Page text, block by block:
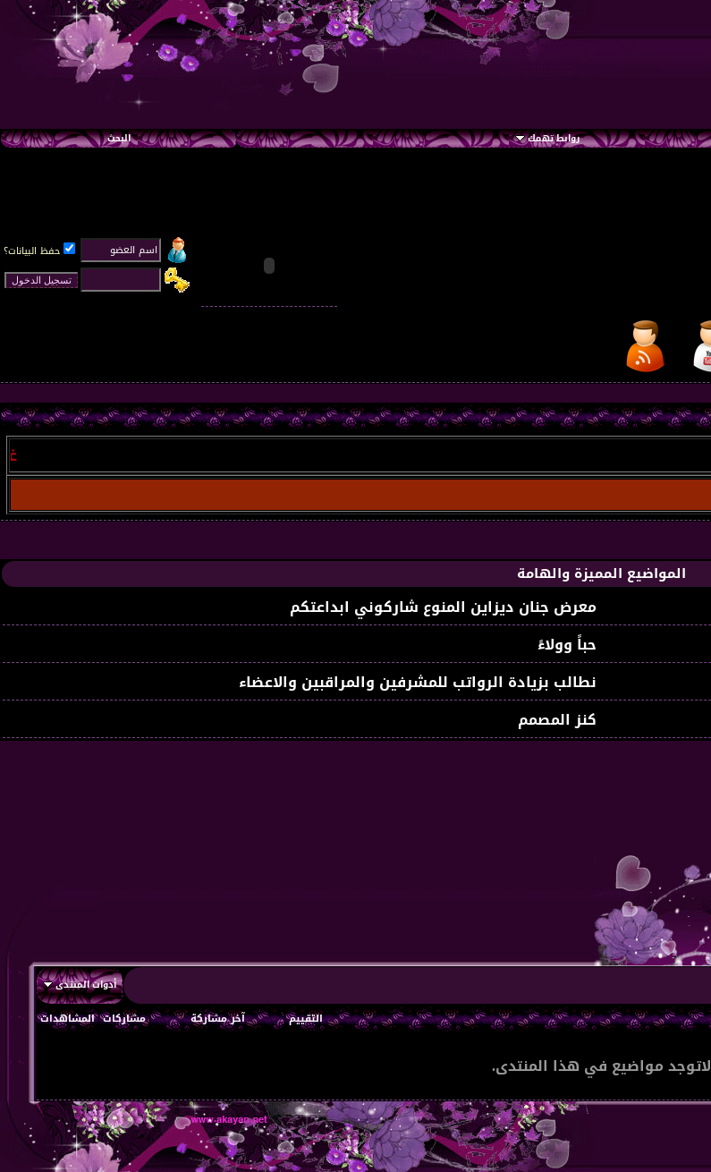
روابط تهمك
البحث
حفظ البيانات؟
غير مسجل
المواضيع المميزة والهامة
معرض جنان ديزاين المنوع شاركوني ابداعتكم
حباً وولاءً
نطالب بزيادة الرواتب للمشرفين والمراقبين والاعضاء
كنز المصمم
أدوات المنتدى
التقييم آخر مشاركة مشاركات المشاهدات
لاتوجد مواضيع في هذا المنتدى.